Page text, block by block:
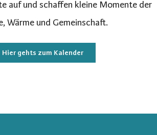
auf und schaffen kleine Momente der
Wärme und Gemeinschaft.
Hier gehts zum Kalender